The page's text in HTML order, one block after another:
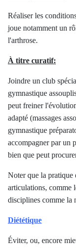
Réaliser les
joue notamment un
l'arthrose.
À titre curatif:
Joindre un club
gymnastique
peut freiner
adapté (massages
gymnastique
accompagner par un
bien que peut
Noter que la pratique
articulations, comme
disciplines comme la
Diététique
Éviter, ou, encore